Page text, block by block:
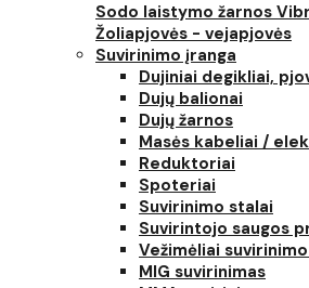
Sodo laistymo žarnos
Žoliapjovės - vejapjovės
Suvirinimo įranga
Dujiniai degikliai,
Dujų balionai
Dujų žarnos
Masės kabeliai /
Reduktoriai
Spoteriai
Suvirinimo stalai
Suvirintojo saugos
Vežimėliai
MIG suvirinimas